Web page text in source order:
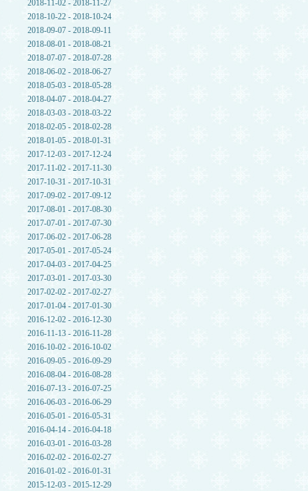
2018-11-02 - 2018-11-27
2018-10-22 - 2018-10-24
2018-09-07 - 2018-09-11
2018-08-01 - 2018-08-21
2018-07-07 - 2018-07-28
2018-06-02 - 2018-06-27
2018-05-03 - 2018-05-28
2018-04-07 - 2018-04-27
2018-03-03 - 2018-03-22
2018-02-05 - 2018-02-28
2018-01-05 - 2018-01-31
2017-12-03 - 2017-12-24
2017-11-02 - 2017-11-30
2017-10-31 - 2017-10-31
2017-09-02 - 2017-09-12
2017-08-01 - 2017-08-30
2017-07-01 - 2017-07-30
2017-06-02 - 2017-06-28
2017-05-01 - 2017-05-24
2017-04-03 - 2017-04-25
2017-03-01 - 2017-03-30
2017-02-02 - 2017-02-27
2017-01-04 - 2017-01-30
2016-12-02 - 2016-12-30
2016-11-13 - 2016-11-28
2016-10-02 - 2016-10-02
2016-09-05 - 2016-09-29
2016-08-04 - 2016-08-28
2016-07-13 - 2016-07-25
2016-06-03 - 2016-06-29
2016-05-01 - 2016-05-31
2016-04-14 - 2016-04-18
2016-03-01 - 2016-03-28
2016-02-02 - 2016-02-27
2016-01-02 - 2016-01-31
2015-12-03 - 2015-12-29